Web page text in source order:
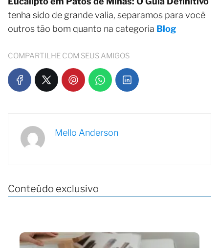
tenha sido de grande valia, separamos para você
outros tão bom quanto na categoria Blog
COMPARTILHE COM SEUS AMIGOS
Mello Anderson
Conteúdo exclusivo